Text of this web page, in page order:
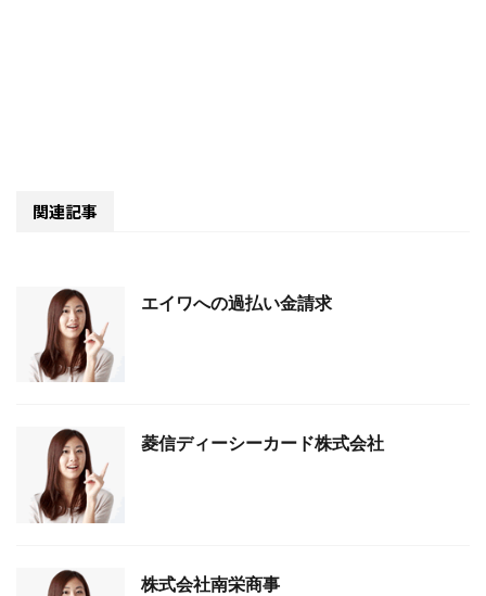
関連記事
エイワへの過払い金請求
菱信ディーシーカード株式会社
株式会社南栄商事